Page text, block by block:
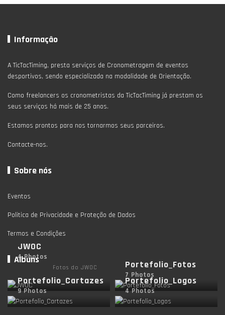
Informação
A TicTacTiming, presta serviços de Cronometragem de eventos
desportivos, sendo especializada na modalidade de Orientação.
Como freelancers os cronometristas da TicTacTiming já prestam os
seus serviços há mais de 25 anos.
Estamos prontos para nos tornarmos seus parceiros.
Contacte-nos.
Sobre nós
Eventos
Politica de Privacidade e Proteção de Dados
Termos e Condições
Albuns
JWOC
4 Photos
Fotos do JWOC Portefolio_Fotos
7 Photos
Portefolio_Cartazes
9 Photos
Portefolio_Logos
4 Photos